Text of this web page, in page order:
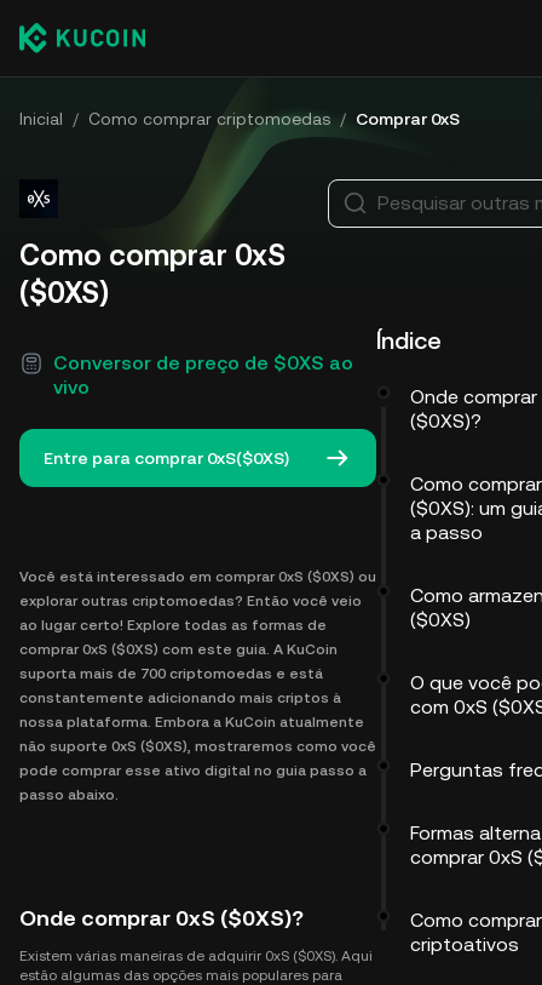
Inicial / Como comprar criptomoedas / Comprar 0xS
Como comprar 0xS
($0XS)
Conversor de preço de $0XS ao
vivo
Entre para comprar 0xS($0XS)
Você está interessado em comprar 0xS ($0XS) ou
explorar outras criptomoedas? Então você veio
ao lugar certo! Explore todas as formas de
comprar 0xS ($0XS) com este guia. A KuCoin
suporta mais de 700 criptomoedas e está
constantemente adicionando mais criptos à
nossa plataforma. Embora a KuCoin atualmente
não suporte 0xS ($0XS), mostraremos como você
pode comprar esse ativo digital no guia passo a
passo abaixo.
Onde comprar 0xS ($0XS)?
Existem várias maneiras de adquirir 0xS ($0XS). Aqui
estão algumas das opções mais populares para
Pesquisar outras
Índice
Onde comprar
($0XS)?
Como
($0XS): um
a passo
Como
($0XS)
O que você
com 0xS
Perguntas
Formas
comprar 0xS
Como
criptoativos